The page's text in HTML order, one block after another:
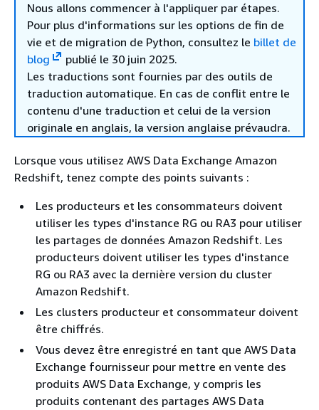
Nous allons commencer à l'appliquer par étapes.
Pour plus d'informations sur les options de fin de
vie et de migration de Python, consultez le billet de
blog
publié le 30 juin 2025.
Les traductions sont fournies par des outils de
traduction automatique. En cas de conflit entre le
contenu d'une traduction et celui de la version
originale en anglais, la version anglaise prévaudra.
Lorsque vous utilisez AWS Data Exchange Amazon
Redshift, tenez compte des points suivants :
Les producteurs et les consommateurs doivent
utiliser les types d'instance RG ou RA3 pour utiliser
les partages de données Amazon Redshift. Les
producteurs doivent utiliser les types d'instance
RG ou RA3 avec la dernière version du cluster
Amazon Redshift.
Les clusters producteur et consommateur doivent
être chiffrés.
Vous devez être enregistré en tant que AWS Data
Exchange fournisseur pour mettre en vente des
produits AWS Data Exchange, y compris les
produits contenant des partages AWS Data